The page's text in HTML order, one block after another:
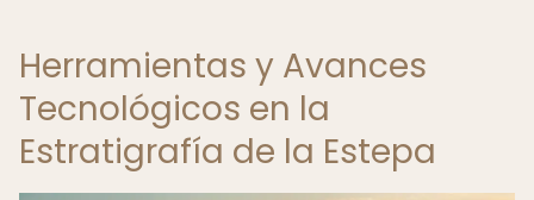
Herramientas y Avances
Tecnológicos en la
Estratigrafía de la Estepa